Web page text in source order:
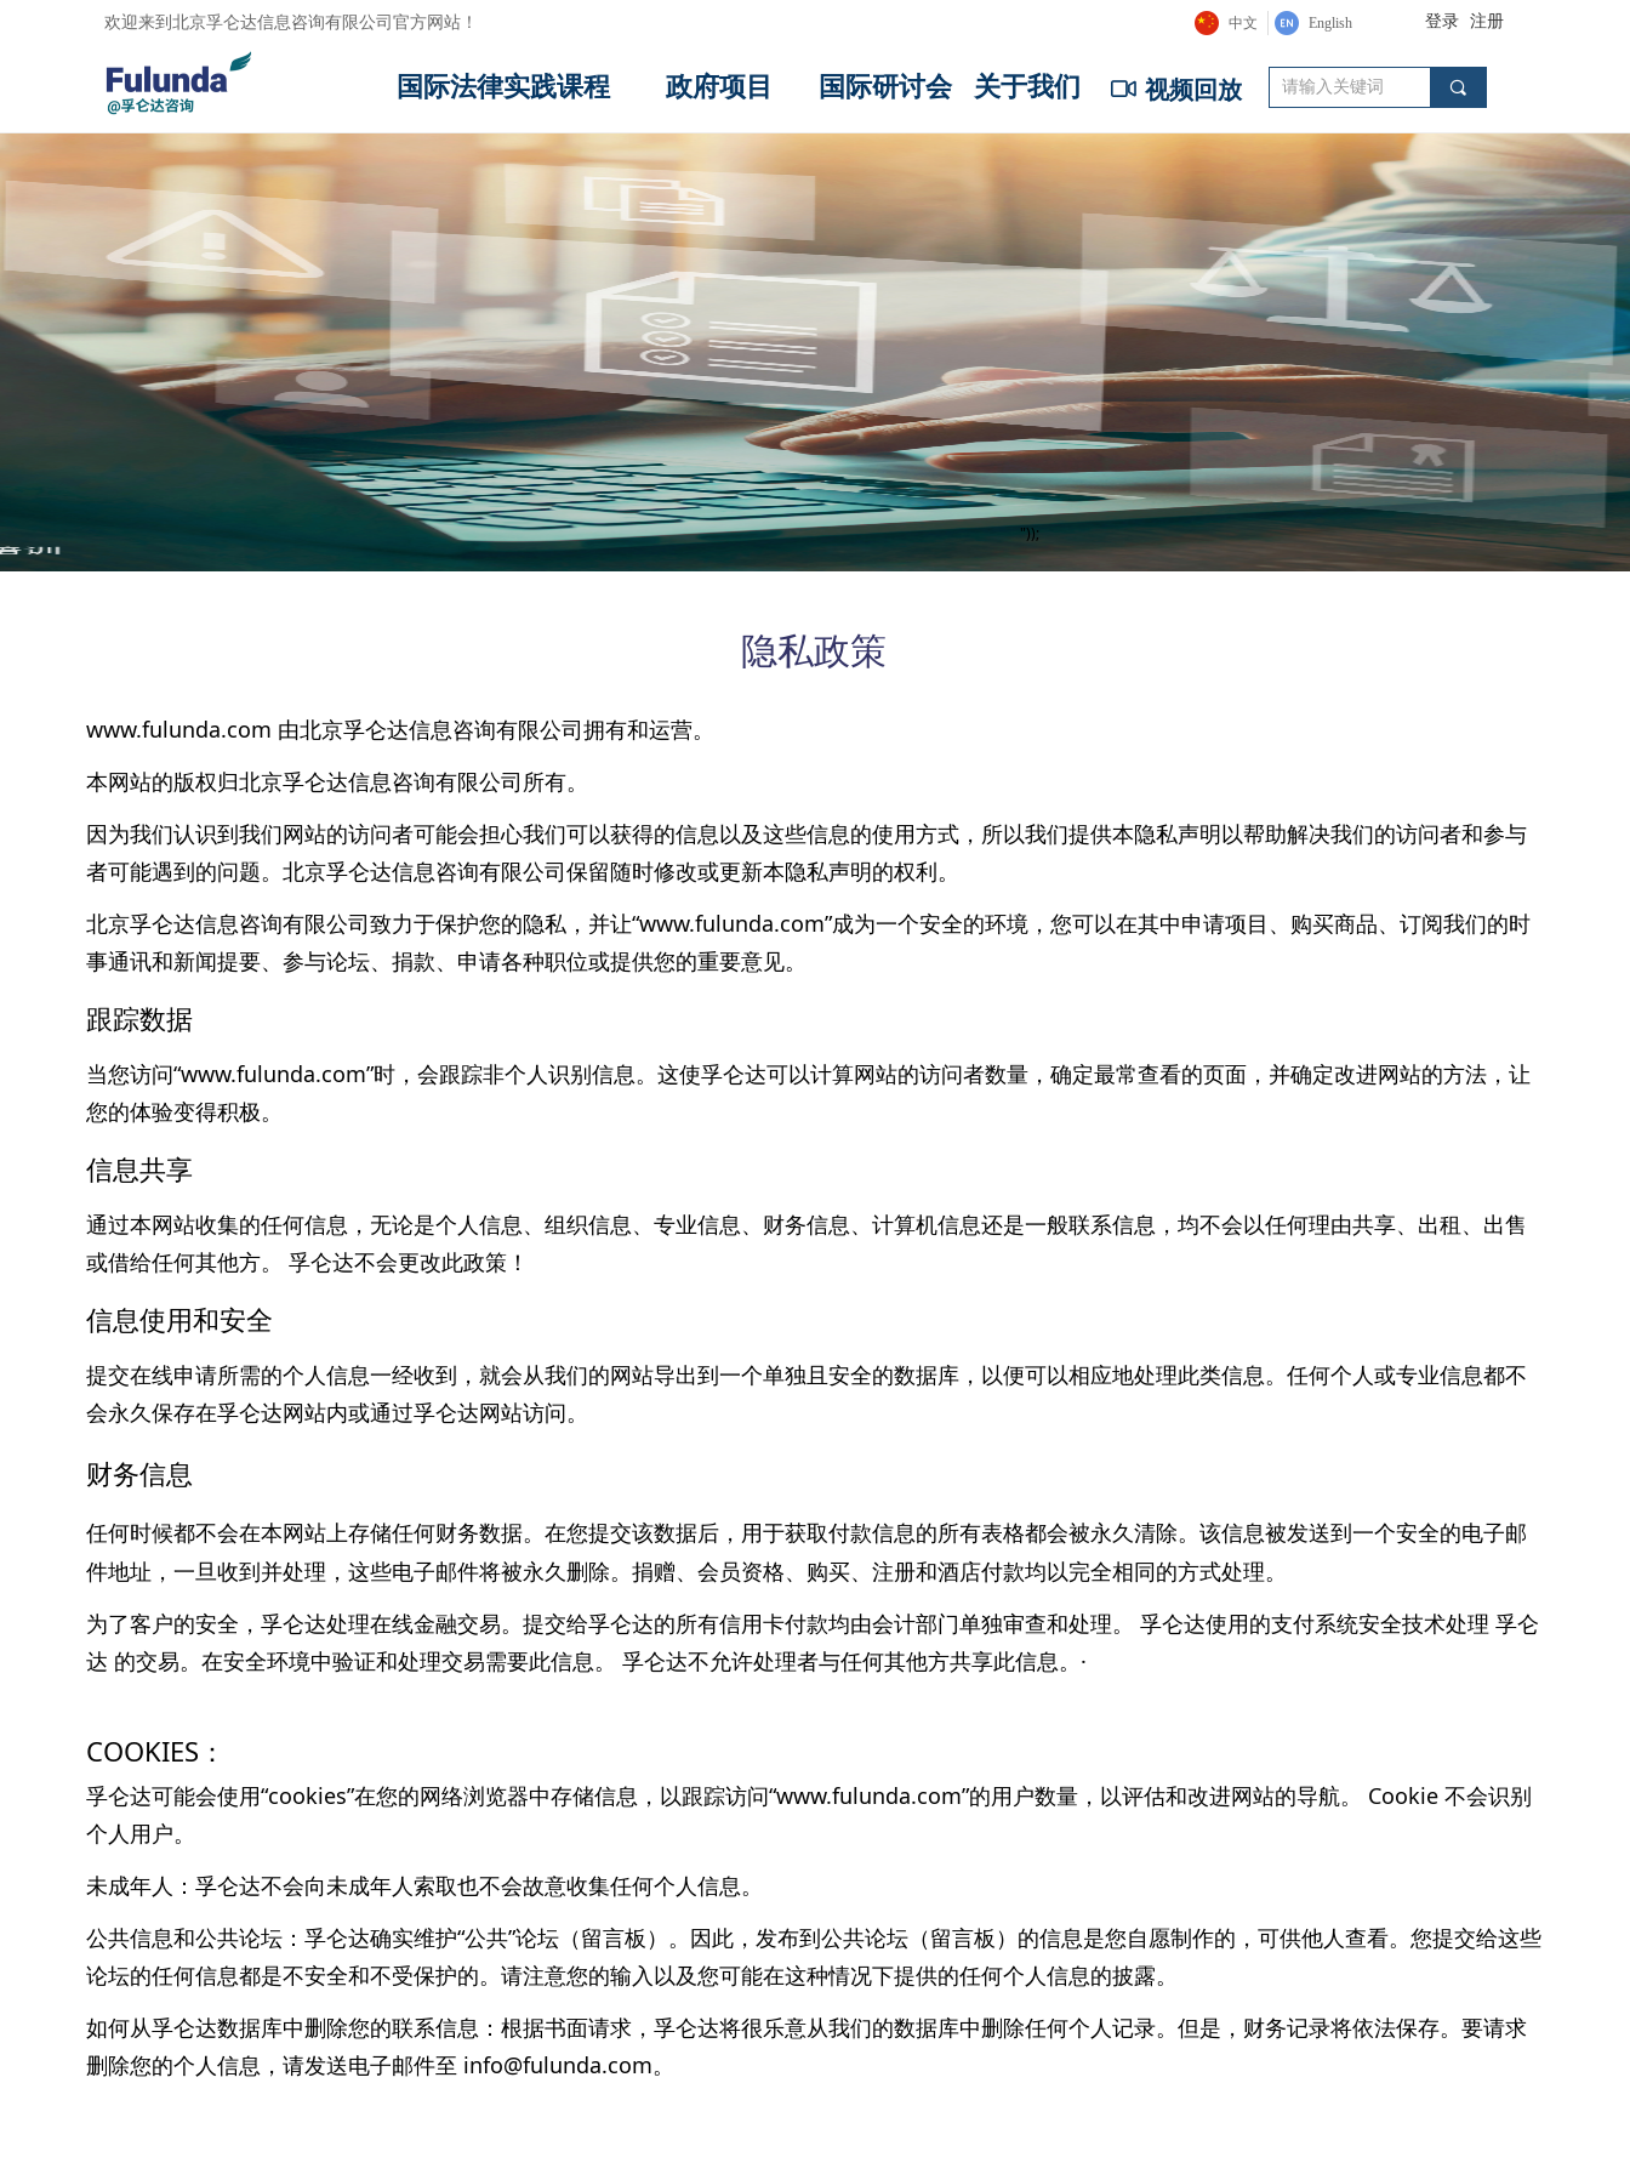
国际法律实践课程 政府项目 끠
登录 注册
欢迎来到北京孚仑达信息咨询有限公司官方网站！ 中文 English
国际研讨会 关于我们 ꀕ 视频回放
隐私政策
www.fulunda.com 由北京孚仑达信息咨询有限公司拥有和运营。
本网站的版权归北京孚仑达信息咨询有限公司所有。
因为我们认识到我们网站的访问者可能会担心我们可以获得的信息以及这些信息的使用方式，所以我们提供本隐私声明以帮助解决我们的访问者和参与
者可能遇到的问题。北京孚仑达信息咨询有限公司保留随时修改或更新本隐私声明的权利。
北京孚仑达信息咨询有限公司致力于保护您的隐私，并让“www.fulunda.com”成为一个安全的环境，您可以在其中申请项目、购买商品、订阅我们的时
事通讯和新闻提要、参与论坛、捐款、申请各种职位或提供您的重要意见。
跟踪数据
当您访问“www.fulunda.com”时，会跟踪非个人识别信息。这使孚仑达可以计算网站的访问者数量，确定最常查看的页面，并确定改进网站的方法，让
您的体验变得积极。
信息共享
通过本网站收集的任何信息，无论是个人信息、组织信息、专业信息、财务信息、计算机信息还是一般联系信息，均不会以任何理由共享、出租、出售
或借给任何其他方。 孚仑达不会更改此政策！
信息使用和安全
提交在线申请所需的个人信息一经收到，就会从我们的网站导出到一个单独且安全的数据库，以便可以相应地处理此类信息。任何个人或专业信息都不
会永久保存在孚仑达网站内或通过孚仑达网站访问。
财务信息
任何时候都不会在本网站上存储任何财务数据。在您提交该数据后，用于获取付款信息的所有表格都会被永久清除。该信息被发送到一个安全的电子邮
件地址，一旦收到并处理，这些电子邮件将被永久删除。捐赠、会员资格、购买、注册和酒店付款均以完全相同的方式处理。
为了客户的安全，孚仑达处理在线金融交易。提交给孚仑达的所有信用卡付款均由会计部门单独审查和处理。 孚仑达使用的支付系统安全技术处理 孚仑
达 的交易。在安全环境中验证和处理交易需要此信息。 孚仑达不允许处理者与任何其他方共享此信息。·
COOKIES：
孚仑达可能会使用“cookies”在您的网络浏览器中存储信息，以跟踪访问“www.fulunda.com”的用户数量，以评估和改进网站的导航。 Cookie 不会识别
个人用户。
未成年人：孚仑达不会向未成年人索取也不会故意收集任何个人信息。
公共信息和公共论坛：孚仑达确实维护“公共”论坛（留言板）。因此，发布到公共论坛（留言板）的信息是您自愿制作的，可供他人查看。您提交给这些
论坛的任何信息都是不安全和不受保护的。请注意您的输入以及您可能在这种情况下提供的任何个人信息的披露。
如何从孚仑达数据库中删除您的联系信息：根据书面请求，孚仑达将很乐意从我们的数据库中删除任何个人记录。但是，财务记录将依法保存。要请求
删除您的个人信息，请发送电子邮件至 info@fulunda.com。
"));